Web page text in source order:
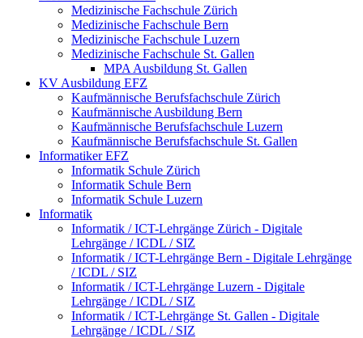
Medizinische Fachschule Zürich
Medizinische Fachschule Bern
Medizinische Fachschule Luzern
Medizinische Fachschule St. Gallen
MPA Ausbildung St. Gallen
KV Ausbildung EFZ
Kaufmännische Berufsfachschule Zürich
Kaufmännische Ausbildung Bern
Kaufmännische Berufsfachschule Luzern
Kaufmännische Berufsfachschule St. Gallen
Informatiker EFZ
Informatik Schule Zürich
Informatik Schule Bern
Informatik Schule Luzern
Informatik
Informatik / ICT-Lehrgänge Zürich - Digitale
Lehrgänge / ICDL / SIZ
Informatik / ICT-Lehrgänge Bern - Digitale Lehrgänge
/ ICDL / SIZ
Informatik / ICT-Lehrgänge Luzern - Digitale
Lehrgänge / ICDL / SIZ
Informatik / ICT-Lehrgänge St. Gallen - Digitale
Lehrgänge / ICDL / SIZ